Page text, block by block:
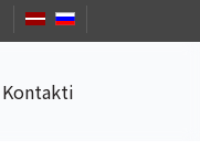
Kontakti